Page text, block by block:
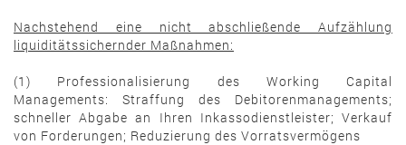
Nachstehend eine nicht abschließende Aufzählung
liquiditätssichernder Maßnahmen:
(1) Professionalisierung des Working Capital
Managements: Straffung des Debitorenmanagements;
schneller Abgabe an Ihren Inkassodienstleister; Verkauf
von Forderungen; Reduzierung des Vorratsvermögens